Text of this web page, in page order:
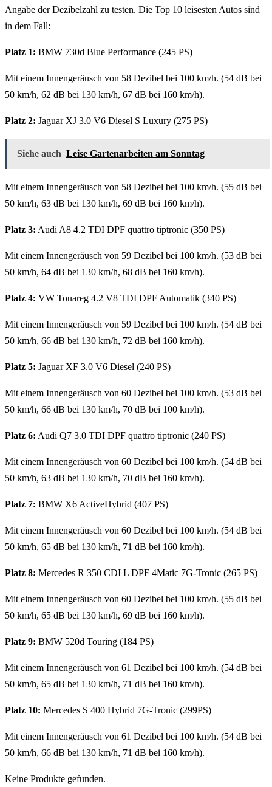
Angabe der Dezibelzahl zu testen. Die Top 10 leisesten Autos sind
in dem Fall:
Platz 1: BMW 730d Blue Performance (245 PS)
Mit einem Innengeräusch von 58 Dezibel bei 100 km/h. (54 dB bei
50 km/h, 62 dB bei 130 km/h, 67 dB bei 160 km/h).
Platz 2: Jaguar XJ 3.0 V6 Diesel S Luxury (275 PS)
Siehe auch Leise Gartenarbeiten am Sonntag
Mit einem Innengeräusch von 58 Dezibel bei 100 km/h. (55 dB bei
50 km/h, 63 dB bei 130 km/h, 69 dB bei 160 km/h).
Platz 3: Audi A8 4.2 TDI DPF quattro tiptronic (350 PS)
Mit einem Innengeräusch von 59 Dezibel bei 100 km/h. (53 dB bei
50 km/h, 64 dB bei 130 km/h, 68 dB bei 160 km/h).
Platz 4: VW Touareg 4.2 V8 TDI DPF Automatik (340 PS)
Mit einem Innengeräusch von 59 Dezibel bei 100 km/h. (54 dB bei
50 km/h, 66 dB bei 130 km/h, 72 dB bei 160 km/h).
Platz 5: Jaguar XF 3.0 V6 Diesel (240 PS)
Mit einem Innengeräusch von 60 Dezibel bei 100 km/h. (53 dB bei
50 km/h, 66 dB bei 130 km/h, 70 dB bei 100 km/h).
Platz 6: Audi Q7 3.0 TDI DPF quattro tiptronic (240 PS)
Mit einem Innengeräusch von 60 Dezibel bei 100 km/h. (54 dB bei
50 km/h, 63 dB bei 130 km/h, 70 dB bei 160 km/h).
Platz 7: BMW X6 ActiveHybrid (407 PS)
Mit einem Innengeräusch von 60 Dezibel bei 100 km/h. (54 dB bei
50 km/h, 65 dB bei 130 km/h, 71 dB bei 160 km/h).
Platz 8: Mercedes R 350 CDI L DPF 4Matic 7G-Tronic (265 PS)
Mit einem Innengeräusch von 60 Dezibel bei 100 km/h. (55 dB bei
50 km/h, 65 dB bei 130 km/h, 69 dB bei 160 km/h).
Platz 9: BMW 520d Touring (184 PS)
Mit einem Innengeräusch von 61 Dezibel bei 100 km/h. (54 dB bei
50 km/h, 65 dB bei 130 km/h, 71 dB bei 160 km/h).
Platz 10: Mercedes S 400 Hybrid 7G-Tronic (299PS)
Mit einem Innengeräusch von 61 Dezibel bei 100 km/h. (54 dB bei
50 km/h, 66 dB bei 130 km/h, 71 dB bei 160 km/h).
Keine Produkte gefunden.